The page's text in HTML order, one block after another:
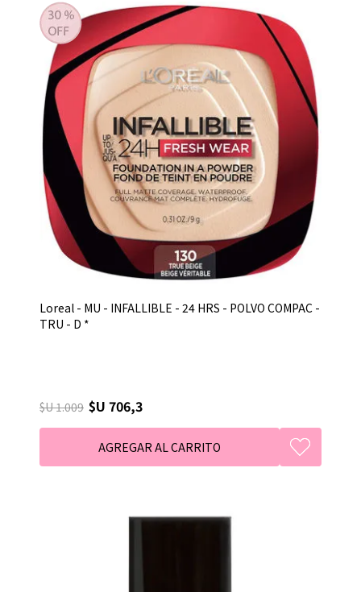
Loreal - MU - INFALLIBLE - 24 HRS - POLVO COMPAC -
TRU - D *
$U 1.009 $U 706,3